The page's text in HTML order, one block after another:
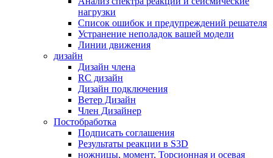
нагрузки
Список ошибок и предупреждений решателя
Устранение неполадок вашей модели
Линии движения
дизайн
Дизайн члена
RC дизайн
Дизайн подключения
Ветер Дизайн
Член Дизайнер
Постобработка
Подписать соглашения
Результаты реакции в S3D
ножницы, момент, Торсионная и осевая